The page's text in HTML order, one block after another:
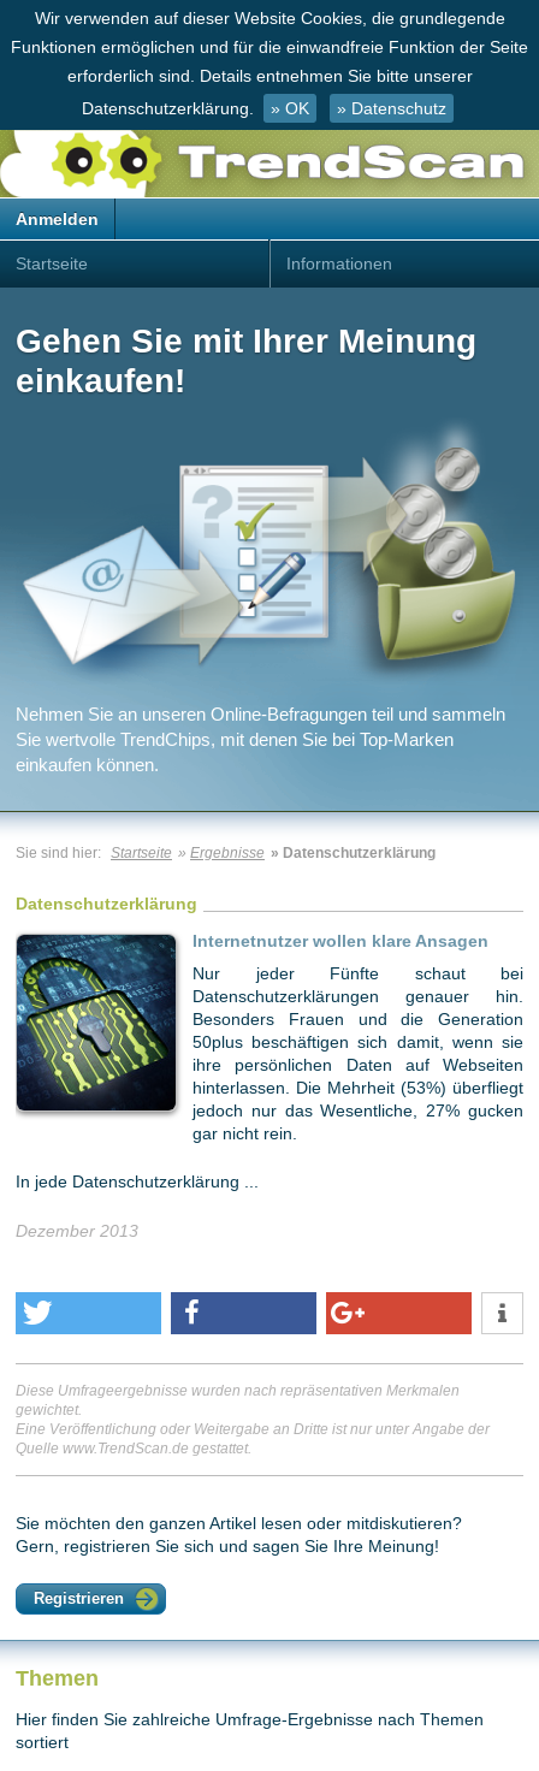
Wir verwenden auf dieser Website Cookies, die grundlegende
Funktionen ermöglichen und für die einwandfreie Funktion der Seite
erforderlich sind. Details entnehmen Sie bitte unserer
Datenschutzerklärung.
» OK » Datenschutz
Anmelden
Startseite Informationen
Gehen Sie mit Ihrer Meinung
einkaufen!
Nehmen Sie an unseren Online-Befragungen teil und sammeln
Sie wertvolle TrendChips, mit denen Sie bei Top-Marken
einkaufen können.
Sie sind hier: Startseite » Ergebnisse » Datenschutzerklärung
Datenschutzerklärung
Internetnutzer wollen klare Ansagen
Nur jeder Fünfte schaut bei
Datenschutzerklärungen genauer hin.
Besonders Frauen und die Generation
50plus beschäftigen sich damit, wenn sie
ihre persönlichen Daten auf Webseiten
hinterlassen. Die Mehrheit (53%) überfliegt
jedoch nur das Wesentliche, 27% gucken
gar nicht rein.
In jede Datenschutzerklärung ...
Dezember 2013
Diese Umfrageergebnisse wurden nach repräsentativen Merkmalen
gewichtet.
Eine Veröffentlichung oder Weitergabe an Dritte ist nur unter Angabe der
Quelle www.TrendScan.de gestattet.
Sie möchten den ganzen Artikel lesen oder mitdiskutieren?
Gern, registrieren Sie sich und sagen Sie Ihre Meinung!
Registrieren
Themen
Hier finden Sie zahlreiche Umfrage-Ergebnisse nach Themen
sortiert